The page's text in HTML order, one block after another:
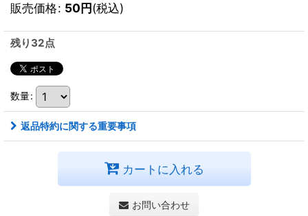
販売価格: 50円(税込)
残り32点
数量:
返品特約に関する重要事項
カートに入れる
お問い合わせ